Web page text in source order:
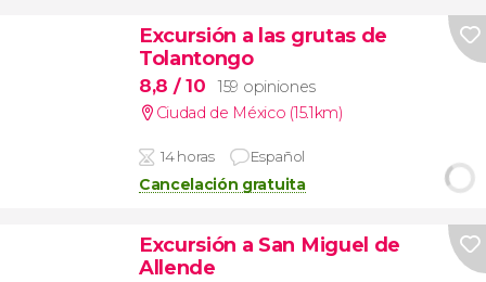
Excursión a las grutas de
Tolantongo
8,8 / 10
159 opiniones
Ciudad de México (15.1km)
14 horas Español
Cancelación gratuita
Excursión a San Miguel de
Allende